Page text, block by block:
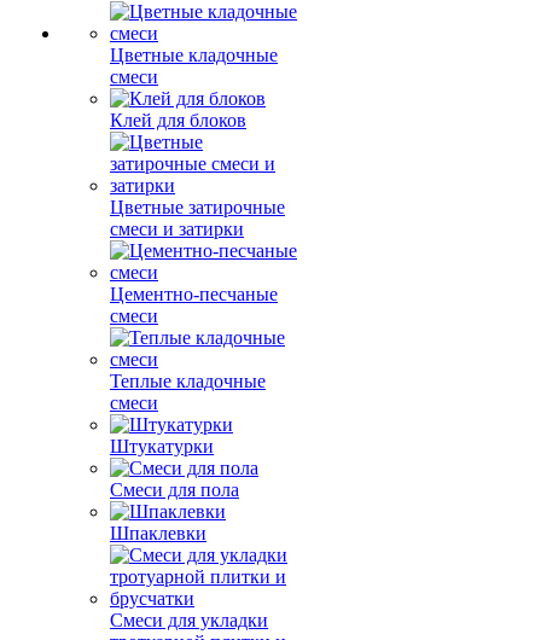
Цветные кладочные
смеси
Клей для блоков
Цветные затирочные
смеси и затирки
Цементно-песчаные
смеси
Теплые кладочные
смеси
Штукатурки
Смеси для пола
Шпаклевки
Смеси для укладки